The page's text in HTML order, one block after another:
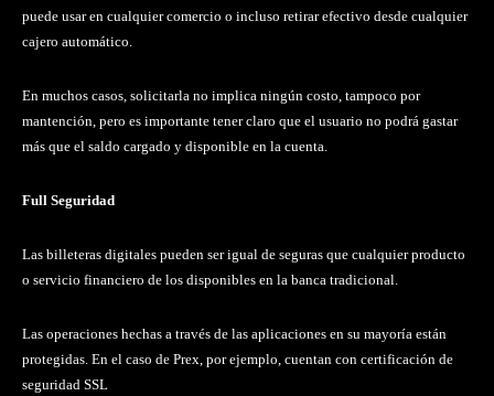
puede usar en cualquier comercio o incluso retirar efectivo desde cualquier
cajero automático.
En muchos casos, solicitarla no implica ningún costo, tampoco por
mantención, pero es importante tener claro que el usuario no podrá gastar
más que el saldo cargado y disponible en la cuenta.
Full Seguridad
Las billeteras digitales pueden ser igual de seguras que cualquier producto
o servicio financiero de los disponibles en la banca tradicional.
Las operaciones hechas a través de las aplicaciones en su mayoría están
protegidas. En el caso de Prex, por ejemplo, cuentan con certificación de
seguridad SSL